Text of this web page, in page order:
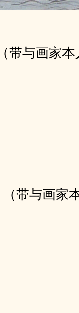
与画家本
与画家